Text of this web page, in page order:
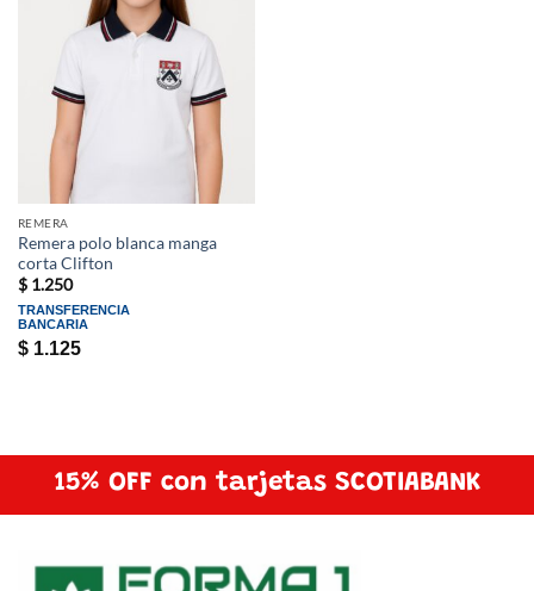
REMERA
Remera polo blanca manga
corta Clifton
$1.250
TRANSFERENCIA
BANCARIA
$1.125
15% OFF con tarjetas SCOTIABANK